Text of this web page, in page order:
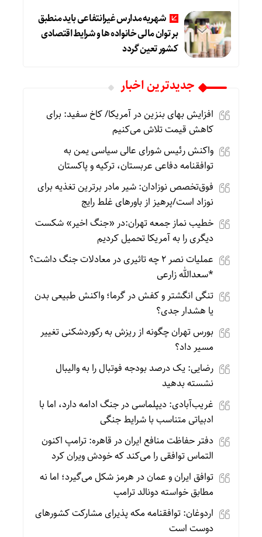
شهریه مدارس غیرانتفاعی باید منطبق
بر توان مالی خانواده ها و شرایط اقتصادی
کشور تعین گردد
جديدترين اخبار
افزایش بهای بنزین در آمریکا/ کاخ سفید: برای
کاهش قیمت تلاش می‌کنیم
واکنش رئیس شورای عالی سیاسی یمن به
توافقنامه دفاعی عربستان، ترکیه و پاکستان
فوق‌تخصص نوزادان: شیر مادر برترین تغذیه برای
نوزاد است/پرهیز از باورهای غلط رایج
خطیب نماز جمعه تهران:در «جنگ اخیر» شکست
دیگری را به آمریکا تحمیل کردیم
عملیات نصر ۲ چه تاثیری در معادلات جنگ داشت؟
*سعدالله زارعی
تنگی انگشتر و کفش در گرما؛ واکنش طبیعی بدن
یا هشدار جدی؟
بورس تهران چگونه از ریزش به رکوردشکنی تغییر
مسیر داد؟
رضایی: یک درصد بودجه فوتبال را به والیبال
نشسته بدهید
غریب‌آبادی: دیپلماسی در جنگ ادامه دارد، اما با
ادبیاتی متناسب با شرایط جنگی
دفتر حفاظت منافع ایران در قاهره: ترامپ اکنون
التماس توافقی را می‌کند که خودش ویران کرد
توافق ایران و عمان در هرمز شکل می‌گیرد؛ اما نه
مطابق خواسته دونالد ترامپ
اردوغان: توافقنامه مکه پذیرای مشارکت کشورهای
دوست است